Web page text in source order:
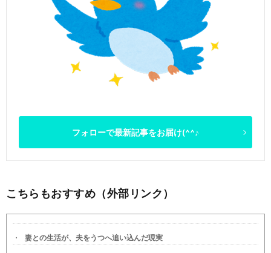
フォローで最新記事をお届け(^^♪
こちらもおすすめ（外部リンク）
妻との生活が、夫をうつへ追い込んだ現実